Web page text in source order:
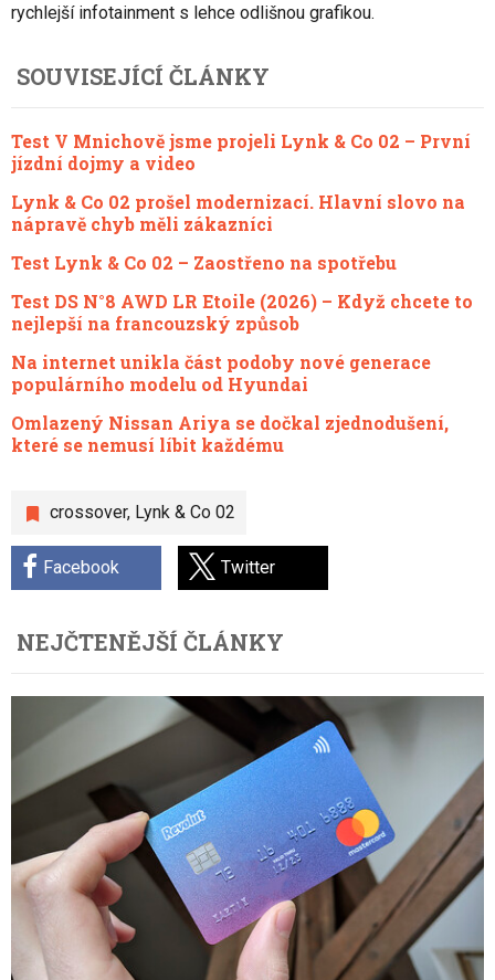
rychlejší infotainment s lehce odlišnou grafikou.
crossover, Lynk & Co 02
Facebook Twitter
SOUVISEJÍCÍ ČLÁNKY
Test V Mnichově jsme projeli Lynk & Co 02 – První
jízdní dojmy a video
Lynk & Co 02 prošel modernizací. Hlavní slovo na
nápravě chyb měli zákazníci
Test Lynk & Co 02 – Zaostřeno na spotřebu
Test DS N°8 AWD LR Etoile (2026) – Když chcete to
nejlepší na francouzský způsob
Na internet unikla část podoby nové generace
populárního modelu od Hyundai
Omlazený Nissan Ariya se dočkal zjednodušení,
které se nemusí líbit každému
NEJČTENĚJŠÍ ČLÁNKY